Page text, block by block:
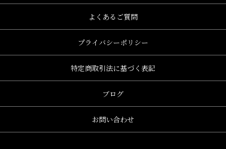
よくあるご質問
プライバシーポリシー
特定商取引法に基づく表記
ブログ
お問い合わせ